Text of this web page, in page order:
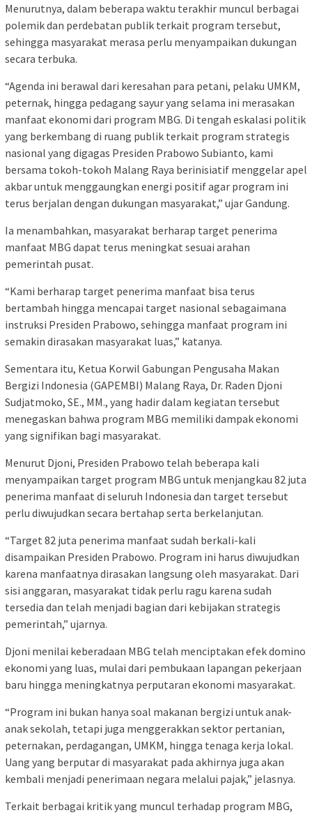
Menurutnya, dalam beberapa waktu terakhir muncul berbagai
polemik dan perdebatan publik terkait program tersebut,
sehingga masyarakat merasa perlu menyampaikan dukungan
secara terbuka.
“Agenda ini berawal dari keresahan para petani, pelaku UMKM,
peternak, hingga pedagang sayur yang selama ini merasakan
manfaat ekonomi dari program MBG. Di tengah eskalasi politik
yang berkembang di ruang publik terkait program strategis
nasional yang digagas Presiden Prabowo Subianto, kami
bersama tokoh-tokoh Malang Raya berinisiatif menggelar apel
akbar untuk menggaungkan energi positif agar program ini
terus berjalan dengan dukungan masyarakat,” ujar Gandung.
Ia menambahkan, masyarakat berharap target penerima
manfaat MBG dapat terus meningkat sesuai arahan
pemerintah pusat.
“Kami berharap target penerima manfaat bisa terus
bertambah hingga mencapai target nasional sebagaimana
instruksi Presiden Prabowo, sehingga manfaat program ini
semakin dirasakan masyarakat luas,” katanya.
Sementara itu, Ketua Korwil Gabungan Pengusaha Makan
Bergizi Indonesia (GAPEMBI) Malang Raya, Dr. Raden Djoni
Sudjatmoko, SE., MM., yang hadir dalam kegiatan tersebut
menegaskan bahwa program MBG memiliki dampak ekonomi
yang signifikan bagi masyarakat.
Menurut Djoni, Presiden Prabowo telah beberapa kali
menyampaikan target program MBG untuk menjangkau 82 juta
penerima manfaat di seluruh Indonesia dan target tersebut
perlu diwujudkan secara bertahap serta berkelanjutan.
“Target 82 juta penerima manfaat sudah berkali-kali
disampaikan Presiden Prabowo. Program ini harus diwujudkan
karena manfaatnya dirasakan langsung oleh masyarakat. Dari
sisi anggaran, masyarakat tidak perlu ragu karena sudah
tersedia dan telah menjadi bagian dari kebijakan strategis
pemerintah,” ujarnya.
Djoni menilai keberadaan MBG telah menciptakan efek domino
ekonomi yang luas, mulai dari pembukaan lapangan pekerjaan
baru hingga meningkatnya perputaran ekonomi masyarakat.
“Program ini bukan hanya soal makanan bergizi untuk anak-
anak sekolah, tetapi juga menggerakkan sektor pertanian,
peternakan, perdagangan, UMKM, hingga tenaga kerja lokal.
Uang yang berputar di masyarakat pada akhirnya juga akan
kembali menjadi penerimaan negara melalui pajak,” jelasnya.
Terkait berbagai kritik yang muncul terhadap program MBG,